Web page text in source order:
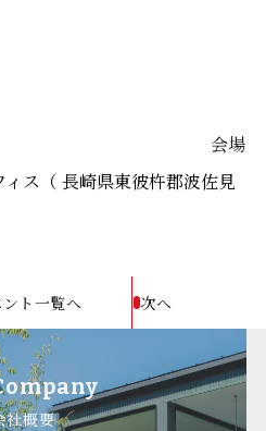
会場
ス（ 長崎県東彼杵郡波佐見
ト一覧へ 次へ
社概要